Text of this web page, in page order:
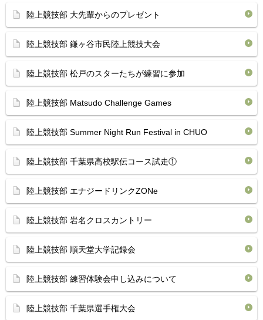
陸上競技部 大先輩からのプレゼント
陸上競技部 鎌ヶ谷市民陸上競技大会
陸上競技部 松戸のスターたちが練習に参加
陸上競技部 Matsudo Challenge Games
陸上競技部 Summer Night Run Festival in CHUO
陸上競技部 千葉県高校駅伝コース試走①
陸上競技部 エナジードリンクZONe
陸上競技部 岩名クロスカントリー
陸上競技部 順天堂大学記録会
陸上競技部 練習体験会申し込みについて
陸上競技部 千葉県選手権大会